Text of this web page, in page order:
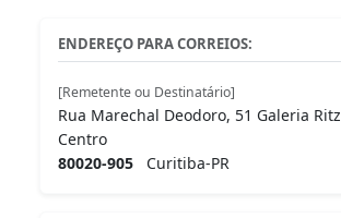
ENDEREÇO PARA CORREIOS:
[Remetente ou Destinatário]
Rua Marechal Deodoro, 51 Galeria Ritz
Centro
80020-905 Curitiba-PR